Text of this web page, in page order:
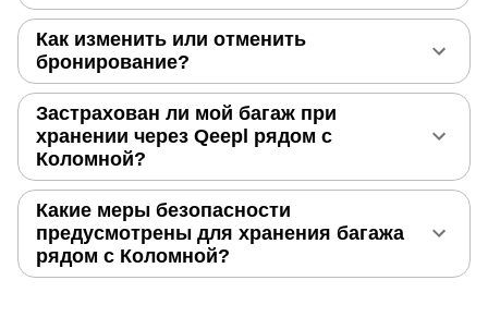
Как изменить или отменить
бронирование?
Застрахован ли мой багаж при
хранении через Qeepl рядом с
Коломной?
Какие меры безопасности
предусмотрены для хранения багажа
рядом с Коломной?